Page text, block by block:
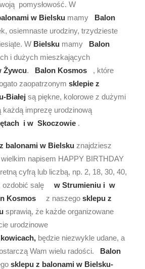
pomysłowość. W
w Bielsku mamy
Balon
osiemnaste urodziny, trzydzieste
W Bielsku mamy
Balon
i dużych mieszkających
Żywcu. Balon Kosmos , które
zaopatrzonym sklepie z
Białej są piękne, kolorowe z dużymi
każdą imprezę urodzinową
i w Skoczowie .
balonami w Bielsku znajdziesz
napisem HAPPY BIRTHDAY
cyfrą lub liczbą, np. 2, 18, 30, 40,
ozdobić salę w Strumieniu i w
Kosmos z naszego sklepu z
sprawią, że każde organizowane
urodzinowe
będzie niezwykle udane, a
Wam wielu radości.
Balon
sklepu z balonami w Bielsku-